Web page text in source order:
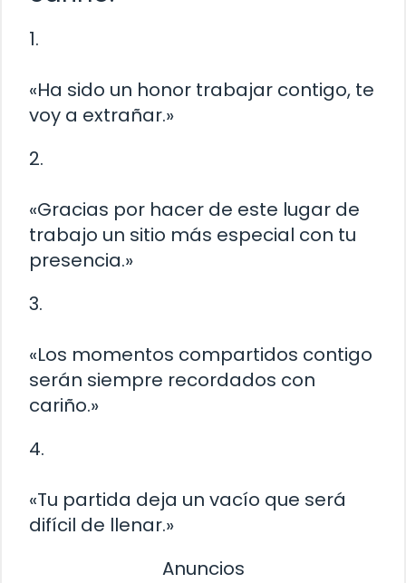
1.
«Ha sido un honor trabajar contigo, te
voy a extrañar.»
2.
«Gracias por hacer de este lugar de
trabajo un sitio más especial con tu
presencia.»
3.
«Los momentos compartidos contigo
serán siempre recordados con
cariño.»
4.
«Tu partida deja un vacío que será
difícil de llenar.»
Anuncios